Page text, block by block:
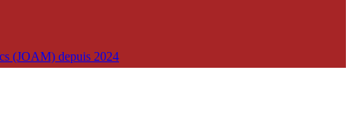
(JOAM) depuis 2024